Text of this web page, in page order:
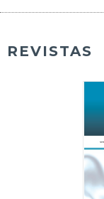
REVISTAS